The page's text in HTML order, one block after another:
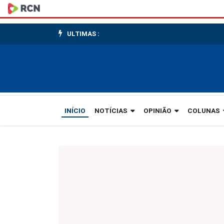
Ao
invés
do
a
bicicleta
ULTIMAS :
INÍCIO NOTÍCIAS OPINIÃO COLUNAS